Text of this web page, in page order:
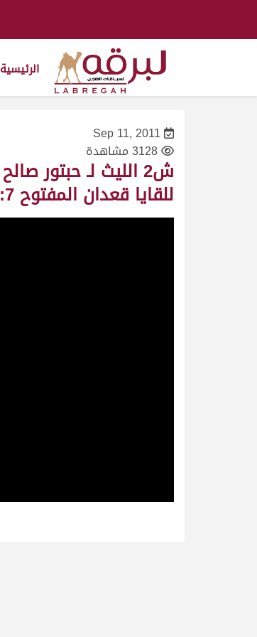
الرئيسية
Sep 11, 2011
3128 مشاهدة
للقايا قعدان المفتوح 7:23:7